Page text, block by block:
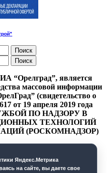
“Орелград”, является
массовой информации
(свидетельство о
от 19 апреля 2019 года
ПО НАДЗОРУ В
ТЕХНОЛОГИЙ
(РОСКОМНАДЗОР)
ПЕРСОНАЛЬНЫХ
Яндекс.Метрика
на сайте, вы даете свое